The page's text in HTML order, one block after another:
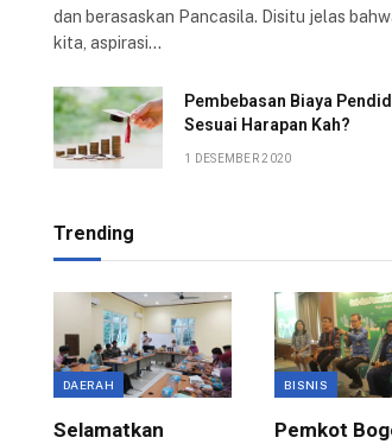
dan berasaskan Pancasila. Disitu jelas
kita, aspirasi…
Pembebasan Biaya
Sesuai Harapan Kah?
1 DESEMBER 2020
Trending
DAERAH
Selamatkan
BISNIS
Pemkot